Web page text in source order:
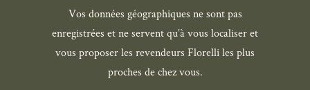
Vos données géographiques ne sont pas
enregistrées et ne servent qu’à vous localiser et
vous proposer les revendeurs Florelli les plus
proches de chez vous.